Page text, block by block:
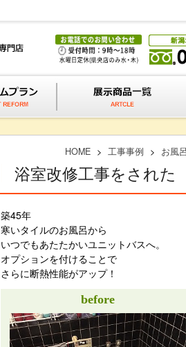
HOME > 工事事例 > お風
浴室改修工事をされ
築45年
寒いタイルのお風呂から
いつでもあたたかいユニットバスへ。
オプションを付けることで
さらに断熱性能がアップ！
before